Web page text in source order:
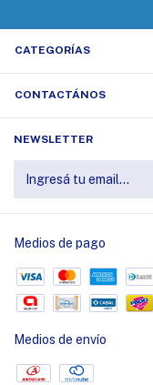
CATEGORÍAS
CONTACTÁNOS
NEWSLETTER
Medios de pago
Medios de envío